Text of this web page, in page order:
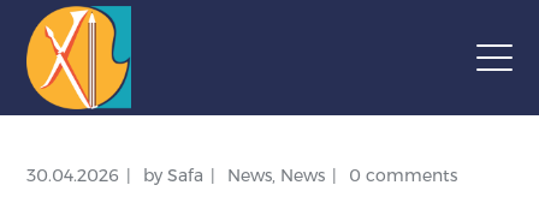
30.04.2026 bySafa News, News 0 comments